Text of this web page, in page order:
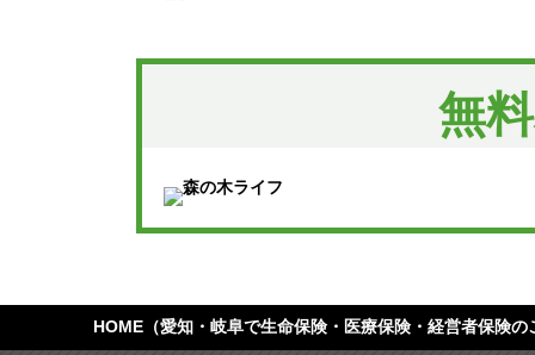
無
HOME （愛知・岐阜で生命保険・医療保険・経営者保険